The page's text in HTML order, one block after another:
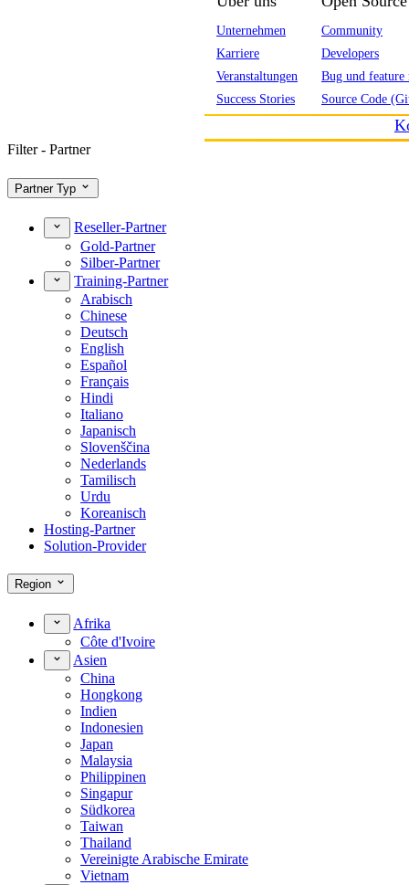
Unternehmen
Karriere
Veranstaltungen
Success Stories
Community
Developers
Bug und feature
Source Code
Filter - Partner
Partner Typ
Reseller-Partner
Gold-Partner
Silber-Partner
Training-Partner
Arabisch
Chinese
Deutsch
English
Español
Français
Hindi
Italiano
Japanisch
Slovenščina
Nederlands
Tamilisch
Urdu
Koreanisch
Hosting-Partner
Solution-Provider
Region
Afrika
Côte d'Ivoire
Asien
China
Hongkong
Indien
Indonesien
Japan
Malaysia
Philippinen
Singapur
Südkorea
Taiwan
Thailand
Vereinigte Arabische Emirate
Vietnam